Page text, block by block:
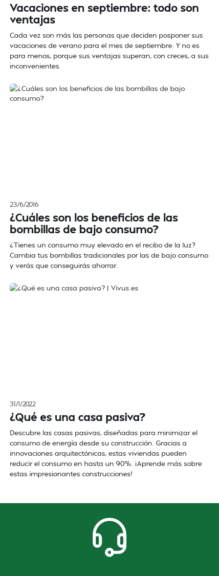
Vacaciones en septiembre: todo son
ventajas
Cada vez son más las personas que deciden posponer sus
vacaciones de verano para el mes de septiembre. Y no es
para menos, porque sus ventajas superan, con creces, a sus
inconvenientes.
23/6/2016
¿Cuáles son los beneficios de las
bombillas de bajo consumo?
¿Tienes un consumo muy elevado en el recibo de la luz?
Cambia tus bombillas tradicionales por las de bajo consumo
y verás que conseguirás ahorrar.
31/1/2022
¿Qué es una casa pasiva?
Descubre las casas pasivas, diseñadas para minimizar el
consumo de energía desde su construcción. Gracias a
innovaciones arquitectónicas, estas viviendas pueden
reducir el consumo en hasta un 90%. ¡Aprende más sobre
estas impresionantes construcciones!